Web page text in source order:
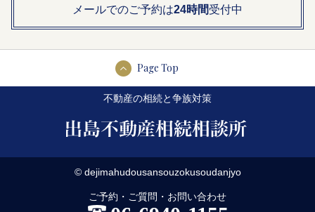
メールでのご予約は24時間受付中
Page Top
不動産の相続と争族対策
© dejimahudousansouzokusoudanjyo
ご予約・ご質問・お問い合わせ